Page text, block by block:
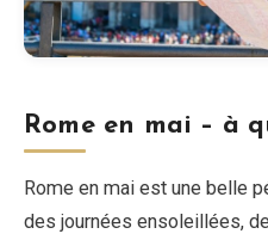
Rome en mai – à
Rome en mai est une belle
des journées ensoleillées,